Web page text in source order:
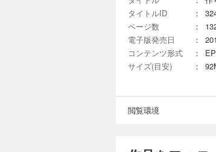
タイトルID
：
ページ数
：
電子版発売日
：
コンテンツ形式
：
サイズ(目安)
：
閲覧環境